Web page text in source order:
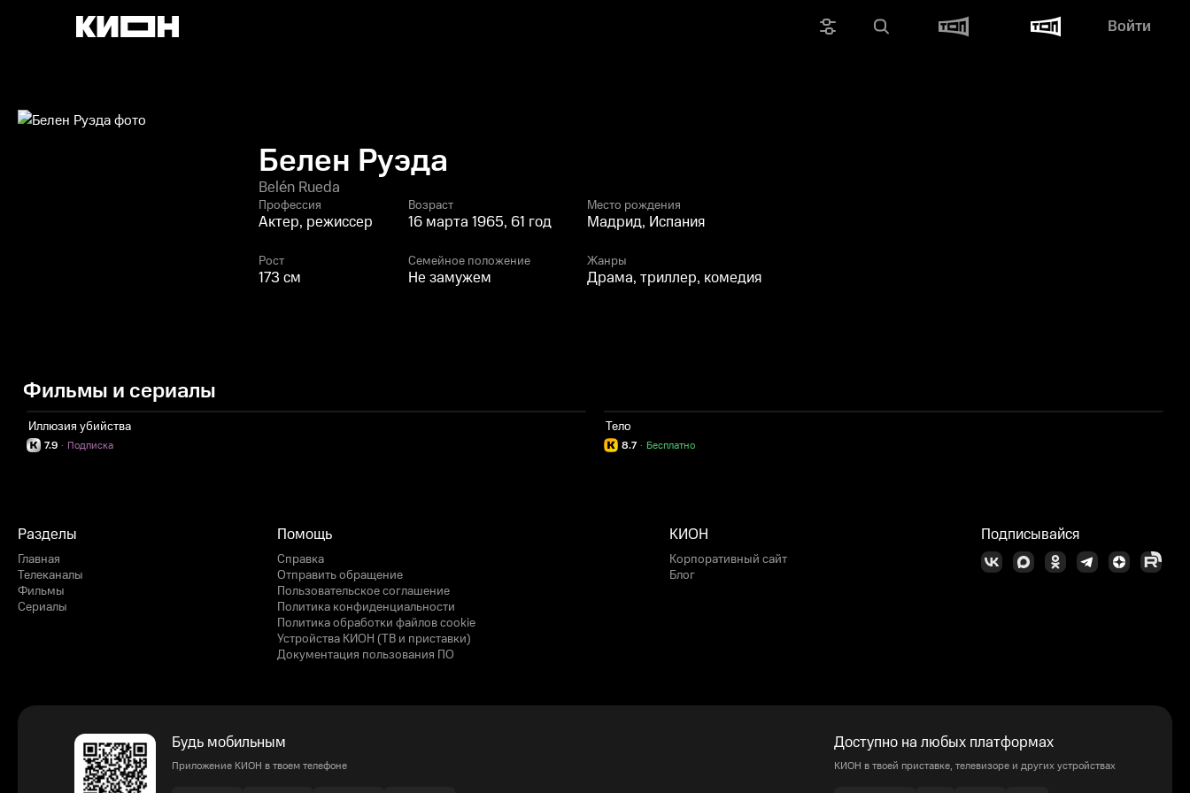
Войти
Белен Руэда
Belén Rueda
Профессия
Актер, режиссер
Возраст
16 марта 1965, 61 год
Место рождения
Мадрид, Испания
Рост
173 см
Семейное положение
Не замужем
Жанры
Драма, триллер, комедия
Фильмы и сериалы
Иллюзия убийства
7.9 Подписка
·
Тело
8.7 Бесплатно
·
Разделы
Главная
Телеканалы
Фильмы
Сериалы
Помощь
Справка
Отправить обращение
Пользовательское соглашение
Политика конфиденциальности
Политика обработки файлов cookie
Устройства КИОН (ТВ и приставки)
Документация пользования ПО
КИОН
Корпоративный сайт
Блог
Подписывайся
Будь мобильным
Приложение КИОН в твоем телефоне
Доступно на любых платформах
КИОН в твоей приставке, телевизоре и других устройствах